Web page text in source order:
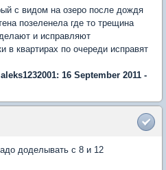
с видом на озеро после дождя
позеленела где то трещина
и исправляют
в квартирах по очереди исправят
16 September 2011 -
доделывать с 8 и 12